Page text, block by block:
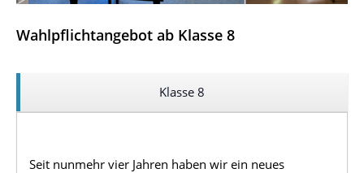
Wahlpflichtangebot ab Klasse 8
Klasse 8
Seit nunmehr vier Jahren haben wir ein neues